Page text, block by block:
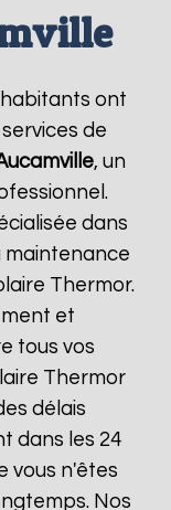
habitants ont
de
, un
dans
maintenance
Thermor.
et
tous vos
Thermor
délais
dans les 24
vous n'êtes
Nos